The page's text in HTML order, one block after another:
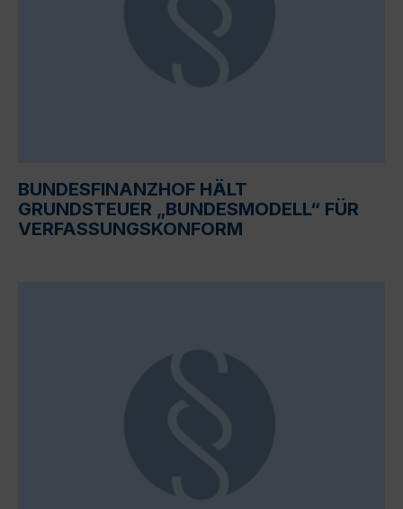
BUNDESFINANZHOF HÄLT
GRUNDSTEUER „BUNDESMODELL“ FÜR
VERFASSUNGSKONFORM